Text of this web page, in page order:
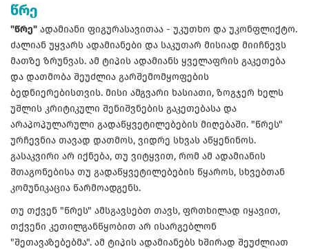
წრე
"წრე" ადამიანი ფიგურასავითაა - უკუთხო და უკონფლიქტო.
ძალიან უყვარს ადამიანები და საკუთარ მისიად მიიჩნევს
მათზე ზრუნვას. ამ ტიპის ადამიანს ყველაფრის გაკეთება
და დათმობა შეუძლია გარშემომყოფების
ბედნიერებისთვის. მისი ამგვარი ხასიათი, ზოგჯერ ხელს
უშლის კრიტიკული შენიშვნების გაკეთებასა და
არაპოპულარული გადაწყვეტილებების მიღებაში. "წრეს"
ურჩევნია თავად დათმოს, ვიდრე სხვას აწყენინოს.
გასაკვირი არ იქნება, თუ ვიტყვით, რომ ამ ადამიანის
შთაგონებისა თუ გადაწყვეტილებების წყაროს, სხვებთან
კომუნიკაცია წარმოადგენს.
თუ თქვენ "წრეს" ამსგავსებთ თავს, ფრთხილად იყავით,
თქვენი კეთილგანწყობით არ ისარგებლონ
"შეთავაზებებმა". ამ ტიპის ადამიანებს ხშირად შეუძლიათ